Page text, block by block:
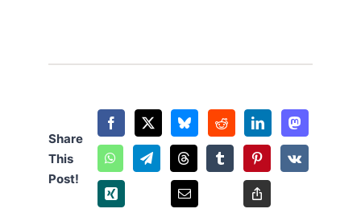
Share
This
Post!